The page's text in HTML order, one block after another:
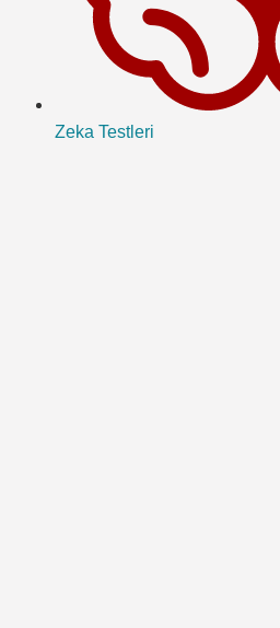
Zeka Testleri